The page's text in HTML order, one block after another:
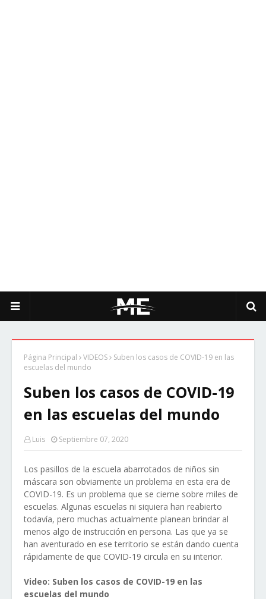
Página Principal VIDEOS
Suben los casos de COVID-19 en las
escuelas del mundo
Suben los casos de COVID-19
en las escuelas del mundo
Luis Septiembre 07, 2020
Los pasillos de la escuela abarrotados de niños sin
máscara son obviamente un problema en esta era de
COVID-19. Es un problema que se cierne sobre miles de
escuelas. Algunas escuelas ni siquiera han reabierto
todavía, pero muchas actualmente planean brindar al
menos algo de instrucción en persona. Las que ya se
han aventurado en ese territorio se están dando cuenta
rápidamente de que COVID-19 circula en su interior.
Video: Suben los casos de COVID-19 en las
escuelas del mundo